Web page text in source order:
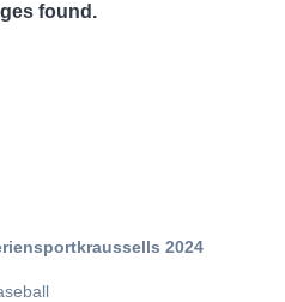
found.
2024